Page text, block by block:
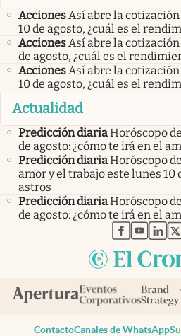
Acciones Así abre la
10 de agosto, ¿cuál es el
Acciones Así abre la
de agosto, ¿cuál es el
Acciones Así abre la
10 de agosto, ¿cuál es el
Actualidad
Predicción diariaHoróscopo
de agosto: ¿cómo te irá en el
Predicción diariaHoróscopo
amor y el trabajo este lunes 10
astros
Predicción diariaHoróscopo
de agosto: ¿cómo te irá en el
abre en
abre
ContactoCanales de WhatsApp